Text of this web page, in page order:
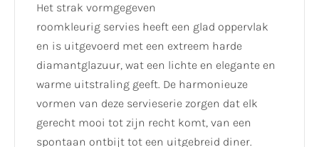
Het strak vormgegeven
roomkleurig servies heeft een glad oppervlak
en is uitgevoerd met een extreem harde
diamantglazuur, wat een lichte en elegante en
warme uitstraling geeft. De harmonieuze
vormen van deze servieserie zorgen dat elk
gerecht mooi tot zijn recht komt, van een
spontaan ontbijt tot een uitgebreid diner.